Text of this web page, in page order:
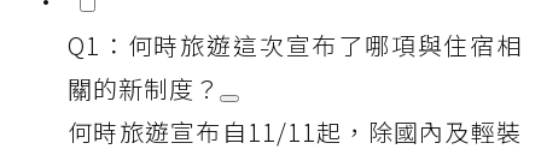
Q1：何時旅遊這次宣布了哪項與住宿相
關的新制度？
何時旅遊宣布自11/11起，除國內及輕裝